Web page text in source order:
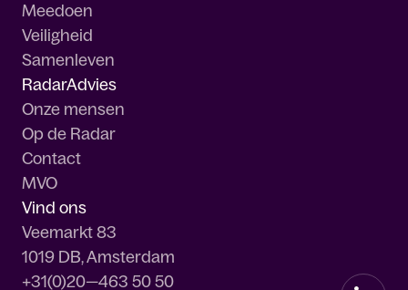
Meedoen
Veiligheid
Samenleven
RadarAdvies
Onze mensen
Op de Radar
Contact
MVO
Vind ons
Veemarkt 83
1019 DB, Amsterdam
+31(0)20—463 50 50